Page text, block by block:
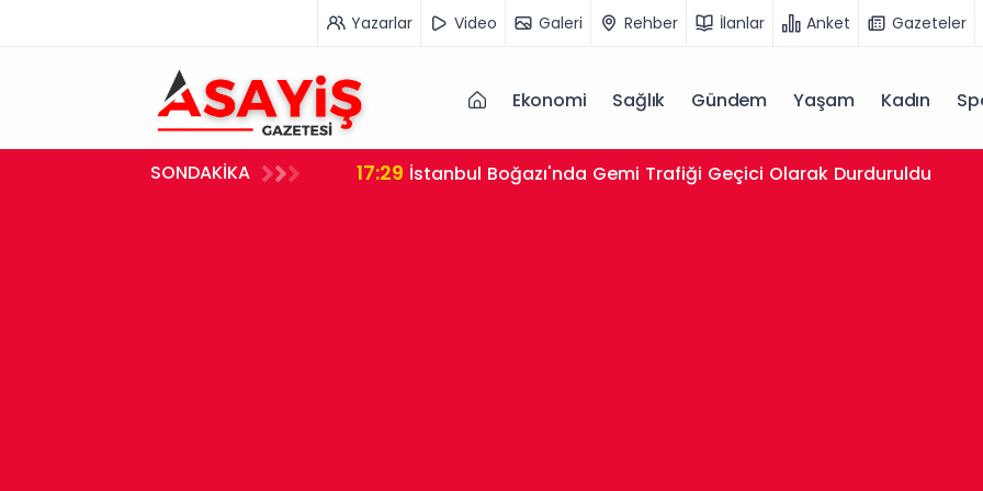
Yazarlar Video Galeri Rehber İlanlar Anket Gazeteler
Ekonomi Sağlık Gündem Yaşam Kadın
SONDAKİKA 17:29 İstanbul Boğazı'nda Gemi Trafiği Geçici Olarak Durduruldu